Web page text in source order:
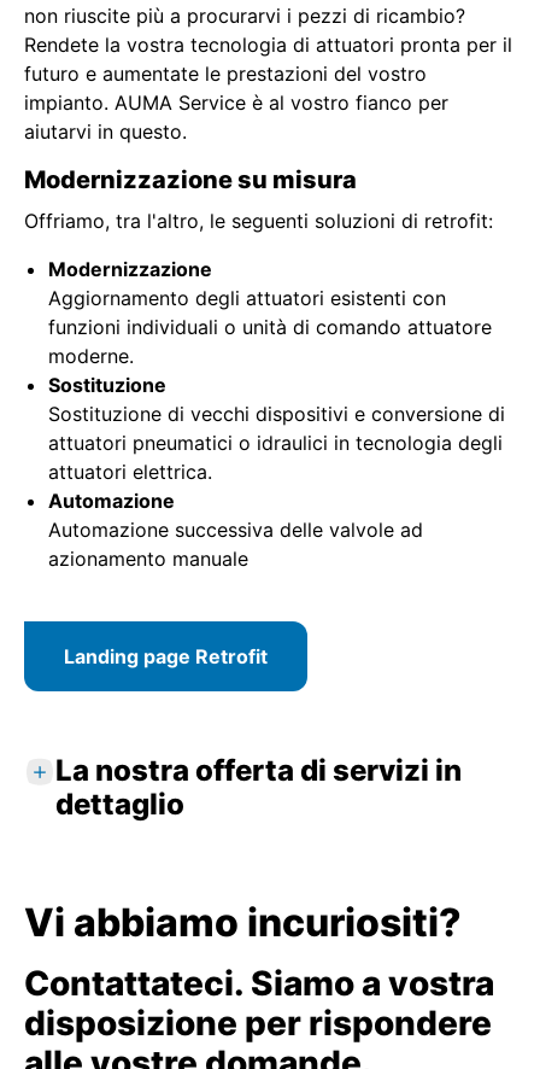
non riuscite più a procurarvi i pezzi di ricambio?
Rendete la vostra tecnologia di attuatori pronta per il
futuro e aumentate le prestazioni del vostro
impianto. AUMA Service è al vostro fianco per
aiutarvi in questo.
Modernizzazione su misura
Offriamo, tra l'altro, le seguenti soluzioni di retrofit:
Modernizzazione
Aggiornamento degli attuatori esistenti con
funzioni individuali o unità di comando attuatore
moderne.
Sostituzione
Sostituzione di vecchi dispositivi e conversione di
attuatori pneumatici o idraulici in tecnologia degli
attuatori elettrica.
Automazione
Automazione successiva delle valvole ad
azionamento manuale
Landing page Retrofit
La nostra offerta di servizi in
dettaglio
Ispezione degli impianti e rilevazione dei
Selezione e dimensionamento dei nuovi
attuatori elettrici
Disposizione delle misure necessarie in
Vi abbiamo incuriositi?
Contattateci. Siamo a vostra
disposizione per rispondere